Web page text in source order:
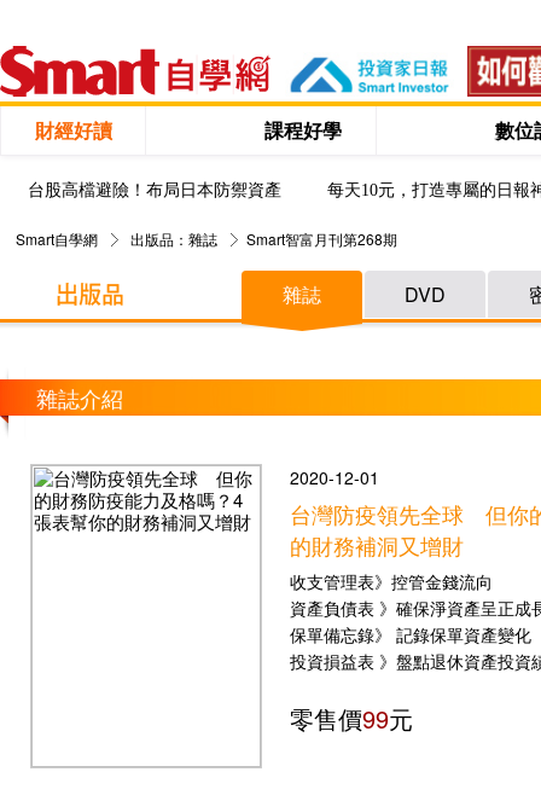
財經好讀 課程好學 數位
台股高檔避險！布局日本防禦資產 每天10元，打造專屬的日報
Smart自學網 出版品：雜誌 Smart智富月刊第268期
雜誌 DVD
雜誌介紹
2020-12-01
台灣防疫領先全球 但你
的財務補洞又增財
收支管理表》控管金錢流向
資產負債表 》確保淨資產呈正成
保單備忘錄》 記錄保單資產變化
投資損益表 》盤點退休資產投資
零售價99元